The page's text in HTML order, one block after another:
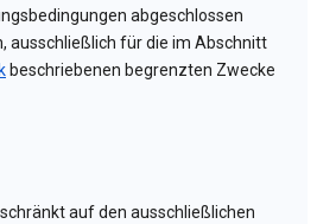
abgeschlossen
ausschließlich für die im Abschnitt
beschriebenen begrenzten Zwecke
auf den ausschließlichen